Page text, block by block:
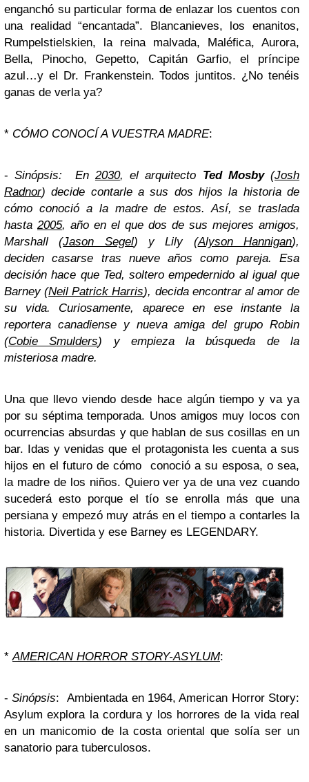
enganchó su particular forma de enlazar los cuentos con
una realidad “encantada”. Blancanieves, los enanitos,
Rumpelstielskien, la reina malvada, Maléfica, Aurora,
Bella, Pinocho, Gepetto, Capitán Garfio, el príncipe
azul…y el Dr. Frankenstein. Todos juntitos. ¿No tenéis
ganas de verla ya?
* CÓMO CONOCÍ A VUESTRA MADRE:
-Sinópsis: En 2030, el arquitecto Ted Mosby(Josh
Radnor) decide contarle a sus dos hijos la historia de
cómo conoció a la madre de estos. Así, se traslada
hasta 2005, año en el que dos de sus mejores amigos,
Marshall (Jason Segel) y Lily (Alyson Hannigan),
deciden casarse tras nueve años como pareja. Esa
decisión hace que Ted, soltero empedernido al igual que
Barney (Neil Patrick Harris), decida encontrar al amor de
su vida. Curiosamente, aparece en ese instante la
reportera canadiense y nueva amiga del grupo Robin
(Cobie Smulders) y empieza la búsqueda de la
misteriosa madre.
Una que llevo viendo desde hace algún tiempo y va ya
por su séptima temporada. Unos amigos muy locos con
ocurrencias absurdas y que hablan de sus cosillas en un
bar. Idas y venidas que el protagonista les cuenta a sus
hijos en el futuro de cómo conoció a su esposa, o sea,
la madre de los niños. Quiero ver ya de una vez cuando
sucederá esto porque el tío se enrolla más que una
persiana y empezó muy atrás en el tiempo a contarles la
historia. Divertida y ese Barney es LEGENDARY.
* AMERICAN HORROR STORY-ASYLUM:
-Sinópsis: Ambientada en 1964, American Horror Story:
Asylum explora la cordura y los horrores de la vida real
en un manicomio de la costa oriental que solía ser un
sanatorio para tuberculosos.